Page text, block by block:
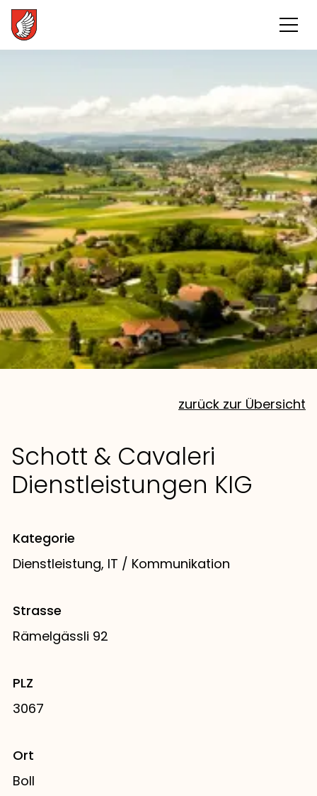
zurück zur Übersicht
Schott & Cavaleri
Dienstleistungen KIG
Kategorie
Dienstleistung, IT / Kommunikation
Strasse
Rämelgässli 92
PLZ
3067
Ort
Boll